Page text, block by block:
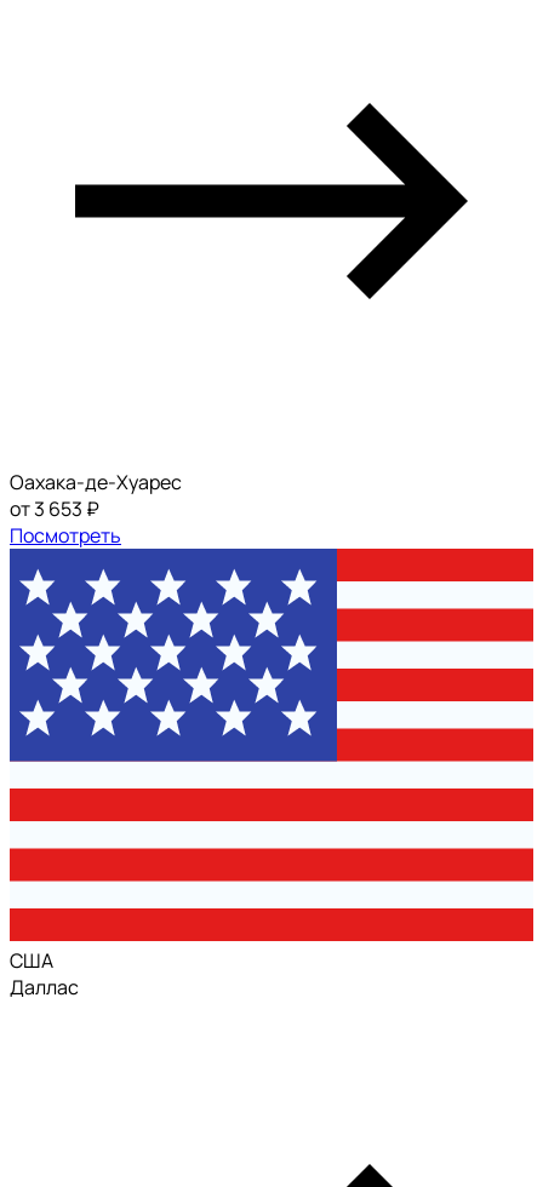
Оахака-де-Хуарес
от 3 653 ₽
Посмотреть
США
Даллас